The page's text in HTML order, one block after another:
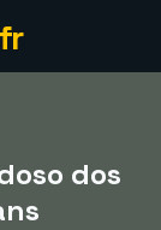
dos